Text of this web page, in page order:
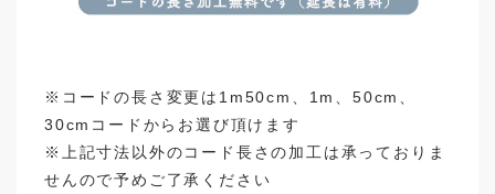
※コードの長さ変更は1m50cm、1m、50cm、
30cmコードからお選び頂けます
※上記寸法以外のコード長さの加工は承っておりま
せんので予めご了承ください